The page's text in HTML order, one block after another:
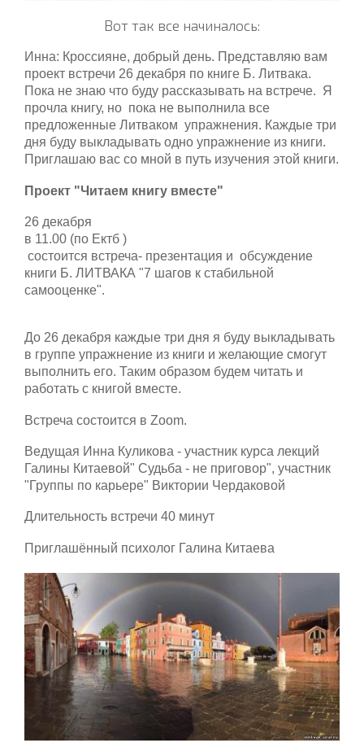
Вот так все начиналось:
Инна: Кроссияне, добрый день. Представляю вам
проект встречи 26 декабря по книге Б. Литвака.
Пока не знаю что буду рассказывать на встрече. Я
прочла книгу, но пока не выполнила все
предложенные Литваком упражнения. Каждые три
дня буду выкладывать одно упражнение из книги.
Приглашаю вас со мной в путь изучения этой книги.
Проект "Читаем книгу вместе"
26 декабря
в 11.00 (по Ектб )
состоится встреча- презентация и обсуждение
книги Б. ЛИТВАКА "7 шагов к стабильной
самооценке".
До 26 декабря каждые три дня я буду выкладывать
в группе упражнение из книги и желающие смогут
выполнить его. Таким образом будем читать и
работать с книгой вместе.
Встреча состоится в Zoom.
Ведущая Инна Куликова - участник курса лекций
Галины Китаевой" Судьба - не приговор", участник
"Группы по карьере" Виктории Чердаковой
Длительность встречи 40 минут
Приглашённый психолог Галина Китаева